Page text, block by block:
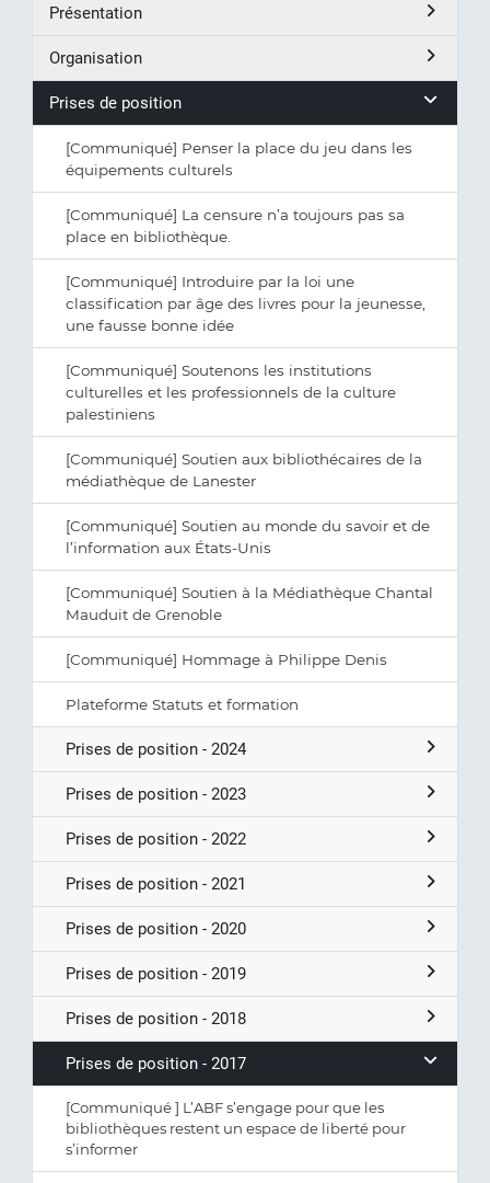
Présentation
Organisation
Prises de position
[Communiqué] Penser la place du jeu dans les
équipements culturels
[Communiqué] La censure n’a toujours pas sa
place en bibliothèque.
[Communiqué] Introduire par la loi une
classification par âge des livres pour la jeunesse,
une fausse bonne idée
[Communiqué] Soutenons les institutions
culturelles et les professionnels de la culture
palestiniens
[Communiqué] Soutien aux bibliothécaires de la
médiathèque de Lanester
[Communiqué] Soutien au monde du savoir et de
l’information aux États-Unis
[Communiqué] Soutien à la Médiathèque Chantal
Mauduit de Grenoble
[Communiqué] Hommage à Philippe Denis
Plateforme Statuts et formation
Prises de position - 2024
Prises de position - 2023
Prises de position - 2022
Prises de position - 2021
Prises de position - 2020
Prises de position - 2019
Prises de position - 2018
Prises de position - 2017
[Communiqué ] L’ABF s’engage pour que les
bibliothèques restent un espace de liberté pour
s’informer